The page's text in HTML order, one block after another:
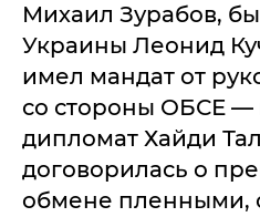
Михаил Зурабов,
Украины Леонид
имел мандат от
со стороны ОБСЕ
дипломат Хайди
договорилась о
обмене пленными,